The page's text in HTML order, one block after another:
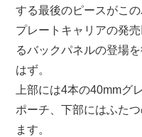
する最後のピースがこの
プレートキャリアの発
るバックパネルの登場
はず。
上部には4本の40mmグ
ポーチ、下部にはふた
ます。